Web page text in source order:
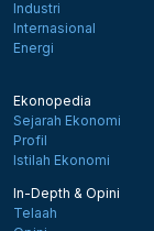
Industri
Internasional
Energi
Ekonopedia
Sejarah Ekonomi
Profil
Istilah Ekonomi
In-Depth & Opini
Telaah